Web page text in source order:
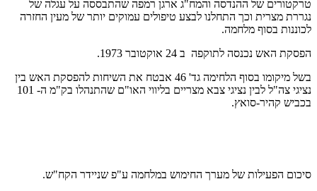
טרקטורים של ההנדסה והמח"ג ארגן רמפה שהתבססה על עגלה של
נגררת מצרית וכך התחלנו לבצע טיפולים עמוקים יותר של מעין החזרה
לכוננות בסוף מלחמה.
הפסקת האש נכנסה לתוקפה ב 24 אוקטובר 1973.
בשל מיקומו בסוף הלחימה גד' 46 אבטח את השיחות להפסקת האש בין
נציגי צה"ל לבין נציגי צבא מצריים בליווי האו"ם שהתנהלו בק"מ ה- 101
בכביש קהיר-סואץ.
סיכום הפעילות של מערך החימוש במלחמה ע"פ שניידר הקח"ש.